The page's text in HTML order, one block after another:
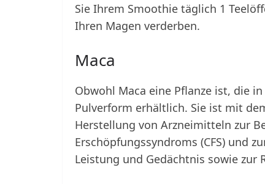
Sie Ihrem Smoothie täglich 1
Ihren Magen verderben.
Maca
Obwohl Maca eine Pflanze ist, die
Pulverform erhältlich. Sie ist mit
Herstellung von Arzneimitteln zur
Erschöpfungssyndroms (CFS) und
Leistung und Gedächtnis sowie